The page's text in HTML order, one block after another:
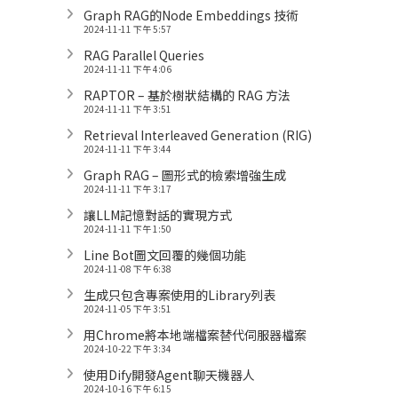
Graph RAG的Node Embeddings 技術
2024-11-11 下午 5:57
RAG Parallel Queries
2024-11-11 下午 4:06
RAPTOR – 基於樹狀結構的 RAG 方法
2024-11-11 下午 3:51
Retrieval Interleaved Generation (RIG)
2024-11-11 下午 3:44
Graph RAG – 圖形式的檢索增強生成
2024-11-11 下午 3:17
讓LLM記憶對話的實現方式
2024-11-11 下午 1:50
Line Bot圖文回覆的幾個功能
2024-11-08 下午 6:38
生成只包含專案使用的Library列表
2024-11-05 下午 3:51
用Chrome將本地端檔案替代伺服器檔案
2024-10-22 下午 3:34
使用Dify開發Agent聊天機器人
2024-10-16 下午 6:15